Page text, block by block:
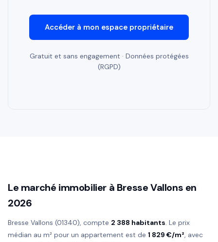
Accéder à mon espace propriétaire
Gratuit et sans engagement · Données protégées
(RGPD)
Le marché immobilier à Bresse Vallons en
2026
Bresse Vallons (01340), compte 2 388 habitants. Le prix
médian au m² pour un appartement est de 1 829 €/m², avec